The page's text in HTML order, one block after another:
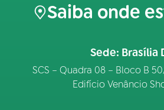
Saiba onde
Sede: Brasília
SCS – Quadra 08 – Bloco B
Edifício Venâncio